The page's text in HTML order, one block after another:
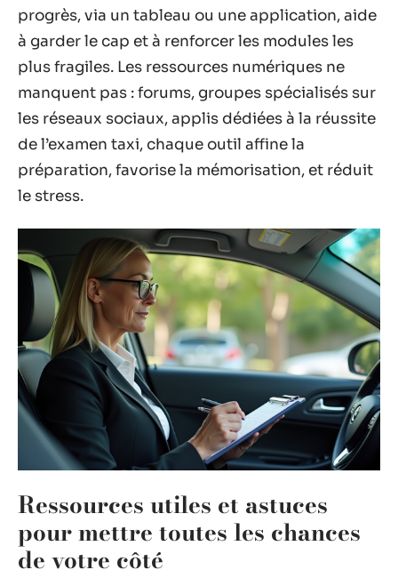
progrès, via un tableau ou une application, aide
à garder le cap et à renforcer les modules les
plus fragiles. Les ressources numériques ne
manquent pas : forums, groupes spécialisés sur
les réseaux sociaux, applis dédiées à la réussite
de l’examen taxi, chaque outil affine la
préparation, favorise la mémorisation, et réduit
le stress.
Ressources utiles et astuces
pour mettre toutes les chances
de votre côté